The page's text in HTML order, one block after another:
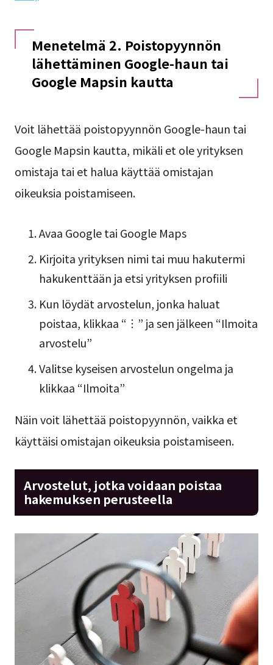
Menetelmä 2. Poistopyynnön
lähettäminen Google-haun tai
Google Mapsin kautta
Voit lähettää poistopyynnön Google-haun tai
Google Mapsin kautta, mikäli et ole yrityksen
omistaja tai et halua käyttää omistajan
oikeuksia poistamiseen.
Avaa Google tai Google Maps
Kirjoita yrityksen nimi tai muu hakutermi
hakukenttään ja etsi yrityksen profiili
Kun löydät arvostelun, jonka haluat
poistaa, klikkaa “︙” ja sen jälkeen “Ilmoita
arvostelu”
Valitse kyseisen arvostelun ongelma ja
klikkaa “Ilmoita”
Näin voit lähettää poistopyynnön, vaikka et
käyttäisi omistajan oikeuksia poistamiseen.
Arvostelut, jotka voidaan poistaa
hakemuksen perusteella